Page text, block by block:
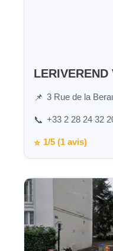
📌 3 Rue de la
📞 +33 2 28 24 32
⭐ 1/5 (1 avis)